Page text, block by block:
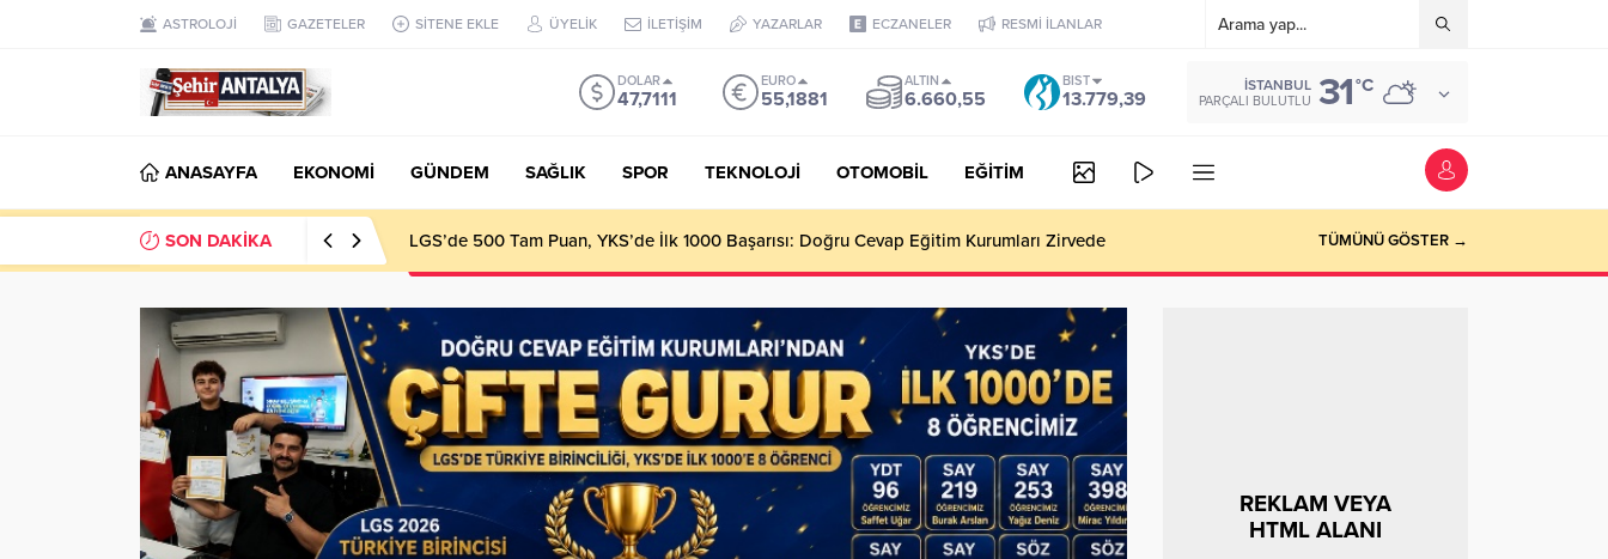
ASTROLOJİ GAZETELER SİTENE EKLE ÜYELİK İLETİŞİM YAZARLAR ECZANELER RESMİ İLANLAR
DOLAR
47,7111
EURO
55,1881
ALTIN
6.660,55
BIST
13.779,39
İSTANBUL
PARÇALI BULUTLU 31°C
ANASAYFA EKONOMİ GÜNDEM SAĞLIK SPOR TEKNOLOJİ OTOMOBİL EĞİTİM
SON DAKİKA LGS’de 500 Tam Puan, YKS’de İlk 1000 Başarısı: Doğru Cevap Eğitim Kurumları Zirvede TÜMÜNÜ GÖSTER →
REKLAM VEYA
HTML ALANI